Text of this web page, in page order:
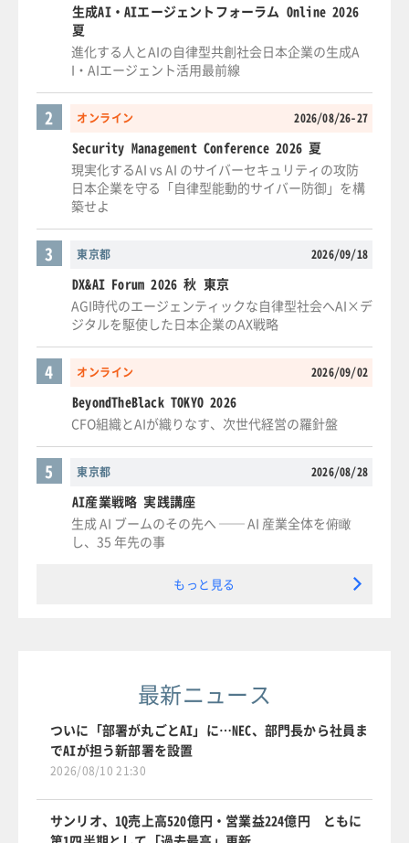
生成AI・AIエージェントフォーラム Online 2026
夏
進化する人とAIの自律型共創社会日本企業の生成A
I・AIエージェント活用最前線
オンライン 2026/08/26-27
2
Security Management Conference 2026 夏
現実化するAI vs AI のサイバーセキュリティの攻防
日本企業を守る「自律型能動的サイバー防御」を構
築せよ
東京都 2026/09/18
3
DX&AI Forum 2026 秋 東京
AGI時代のエージェンティックな自律型社会へAI×デ
ジタルを駆使した日本企業のAX戦略
オンライン 2026/09/02
4
BeyondTheBlack TOKYO 2026
CFO組織とAIが織りなす、次世代経営の羅針盤
東京都 2026/08/28
5
AI産業戦略 実践講座
生成 AI ブームのその先へ ── AI 産業全体を俯瞰
し、35 年先の事
もっと見る
最新ニュース
ついに「部署が丸ごとAI」に…NEC、部門長から社員ま
でAIが担う新部署を設置
2026/08/10 21:30
サンリオ、1Q売上高520億円・営業益224億円 ともに